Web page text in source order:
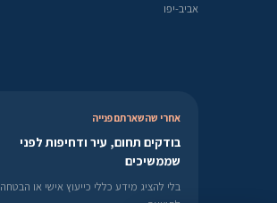
אביב-יפו
אחרי שהשארתם פנייה
בודקים תחום, עיר ודחיפות לפני
שממשיכים
בלי להציג מידע כללי כייעוץ אישי או הבטחה